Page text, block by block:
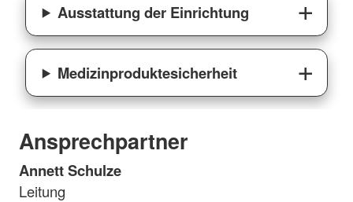
Ausstattung der Einrichtung
Medizinproduktesicherheit
Ansprechpartner
Annett Schulze
Leitung